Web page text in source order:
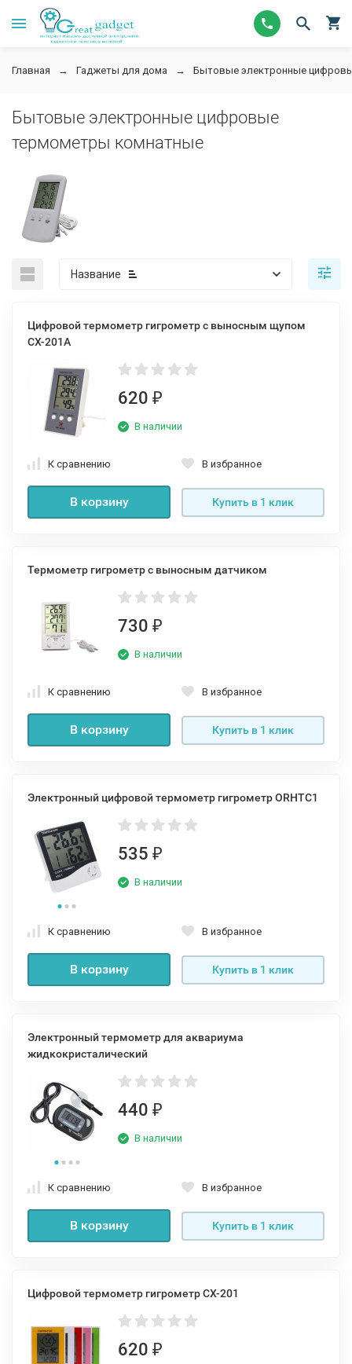
Главная Гаджеты для дома Бытовые электронные
Бытовые электронные цифровые
термометры комнатные
Название
Цифровой термометр гигрометр с выносным щупом
CX-201A
620 ₽
В наличии
К сравнению В избранное
В корзину Купить в 1 клик
Термометр гигрометр с выносным датчиком
730 ₽
В наличии
К сравнению В избранное
В корзину Купить в 1 клик
Электронный цифровой термометр гигрометр ORHTC1
535 ₽
В наличии
К сравнению В избранное
В корзину Купить в 1 клик
Электронный термометр для аквариума
жидкокристалический
440 ₽
В наличии
К сравнению В избранное
В корзину Купить в 1 клик
Цифровой термометр гигрометр CX-201
620 ₽